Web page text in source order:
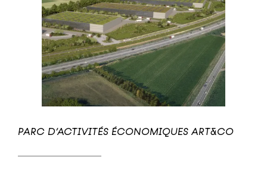
PARC D’ACTIVITÉS ÉCONOMIQUES ART&CO